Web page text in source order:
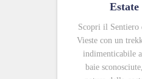
Estate
Scopri il Sentiero
Vieste con un
indimenticabile
baie